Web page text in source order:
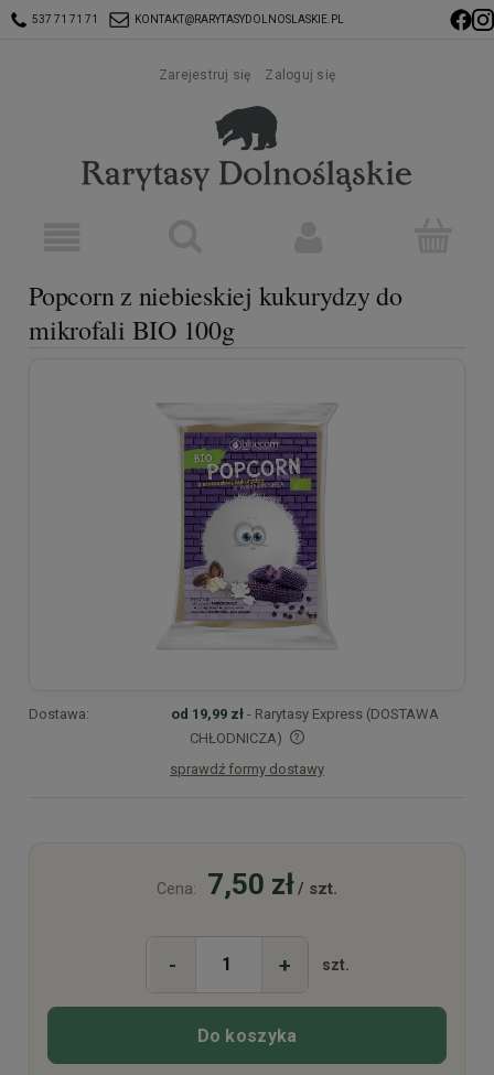
537 71 71 71 KONTAKT@RARYTASYDOLNOSLASKIE.PL
Zarejestruj się Zaloguj się
Popcorn z niebieskiej kukurydzy do
mikrofali BIO 100g
Dostawa: od 19,99 zł - Rarytasy Express (DOSTAWA
CHŁODNICZA)
Cena nie zawiera ewentualnych kosztów płatności
sprawdź formy dostawy
Cena: 7,50 zł/ szt.
- + szt.
Do koszyka